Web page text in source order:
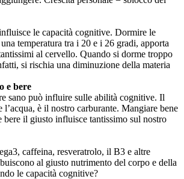
le capacità cognitive. Dormire le
temperatura tra i 20 e i 26 gradi, apporta
al cervello. Quando si dorme troppo
si rischia una diminuzione della materia
e bere
sano può influire sulle abilità cognitive. Il
l’acqua, è il nostro carburante. Mangiare bene
bere il giusto influisce tantissimo sul nostro
caffeina, resveratrolo, il B3 e altre
al giusto nutrimento del corpo e della
le capacità cognitive?